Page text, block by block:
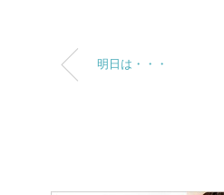
明日は・・・